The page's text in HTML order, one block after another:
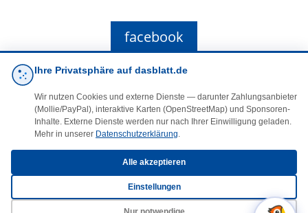
facebook
E-Mail
© 2025 DasBlaueBlatt | InSign – A. + D. Klee GbR
Ihre Privatsphäre auf dasblatt.de
Wir nutzen Cookies und externe Dienste — darunter Zahlungsanbieter
(Mollie/PayPal), interaktive Karten (OpenStreetMap) und Sponsoren-
Inhalte. Externe Dienste werden nur nach Ihrer Einwilligung geladen.
Mehr in unserer Datenschutzerklärung.
Alle akzeptieren
Einstellungen